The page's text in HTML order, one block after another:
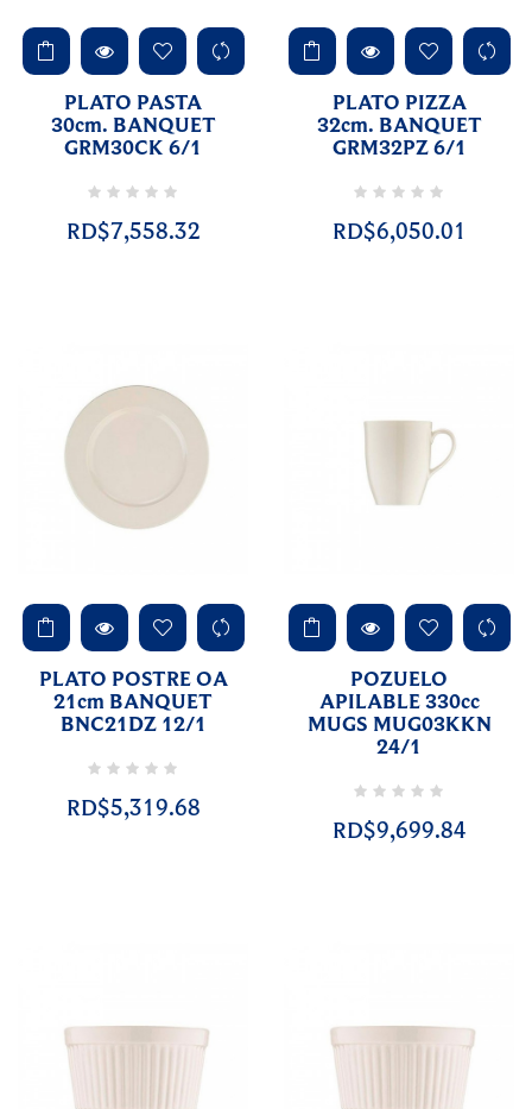
PLATO PASTA
30cm. BANQUET
GRM30CK 6/1
RD$7,558.32
PLATO PIZZA
32cm. BANQUET
GRM32PZ 6/1
RD$6,050.01
PLATO POSTRE OA
21cm BANQUET
BNC21DZ 12/1
RD$5,319.68
POZUELO
APILABLE 330cc
MUGS MUG03KKN
24/1
RD$9,699.84